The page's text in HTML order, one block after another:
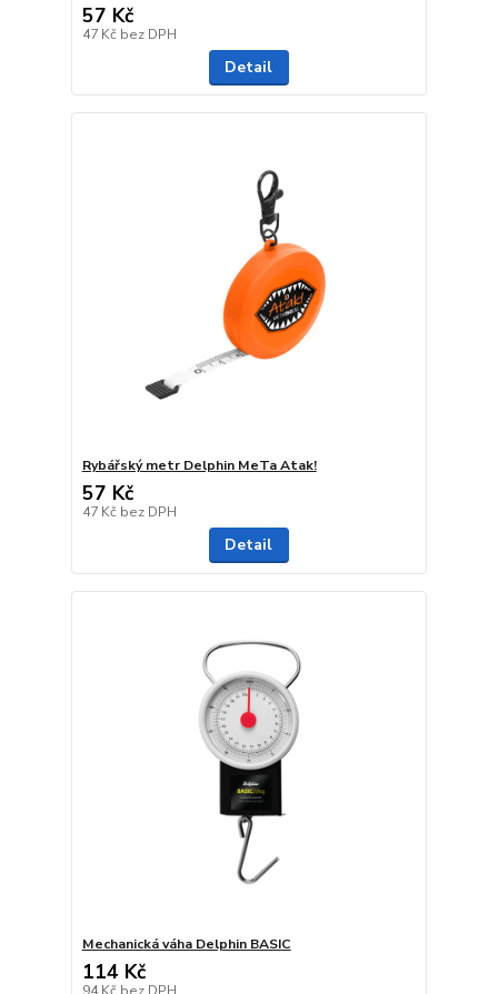
57 Kč
47 Kč bez DPH
Detail
Rybářský metr Delphin MeTa Atak!
57 Kč
47 Kč bez DPH
Detail
Mechanická váha Delphin BASIC
114 Kč
94 Kč bez DPH